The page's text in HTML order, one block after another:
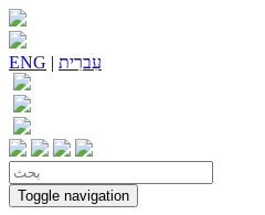
ENG | עִברִית
Toggle navigation